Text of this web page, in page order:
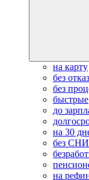
на карту
без
без
быстрые
до
на 30
без
на